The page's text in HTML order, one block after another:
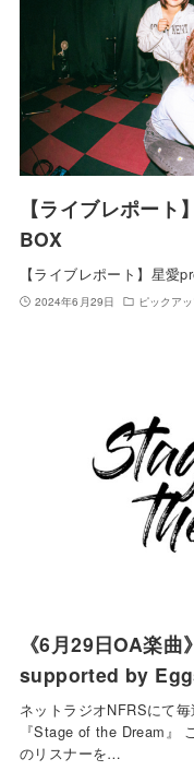
【ライブレポー
BOX
【ライブレポート】星愛
2024年6月29日 ピックア
《6月29日OA楽
supported by
ネットラジオNFRSにて
『Stage of the Dream』
のリスナーを…